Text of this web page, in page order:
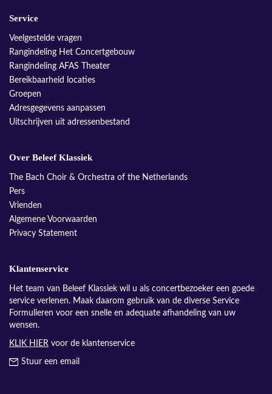
Service
Veelgestelde vragen
Rangindeling Het Concertgebouw
Rangindeling AFAS Theater
Bereikbaarheid locaties
Groepen
Adresgegevens aanpassen
Uitschrijven uit adressenbestand
Over Beleef Klassiek
The Bach Choir & Orchestra of the Netherlands
Pers
Vrienden
Algemene Voorwaarden
Privacy Statement
Klantenservice
Het team van Beleef Klassiek wil u als concertbezoeker een goede
service verlenen. Maak daarom gebruik van de diverse Service
Formulieren voor een snelle en adequate afhandeling van uw
wensen.
KLIK HIER voor de klantenservice
Stuur een email